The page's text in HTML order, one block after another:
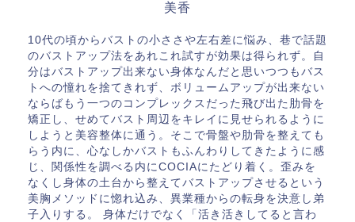
美香
10代の頃からバストの小ささや左右差に悩み、巷で話題
のバストアップ法をあれこれ試すが効果は得られず。自
分はバストアップ出来ない身体なんだと思いつつもバス
トへの憧れを捨てきれず、ボリュームアップが出来ない
ならばもう一つのコンプレックスだった飛び出た肋骨を
矯正し、せめてバスト周辺をキレイに見せられるように
しようと美容整体に通う。そこで骨盤や肋骨を整えても
らう内に、心なしかバストもふんわりしてきたように感
じ、関係性を調べる内にCOCIAにたどり着く。歪みを
なくし身体の土台から整えてバストアップさせるという
美胸メソッドに惚れ込み、異業種からの転身を決意し弟
子入りする。 身体だけでなく「活き活きしてると言わ